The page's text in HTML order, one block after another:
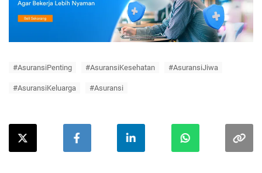
#AsuransiPenting #AsuransiKesehatan #AsuransiJiwa
#AsuransiKeluarga #Asuransi